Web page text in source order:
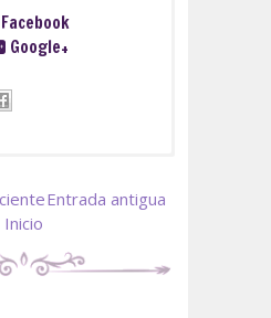
Facebook
Google+
Entrada antigua
Inicio